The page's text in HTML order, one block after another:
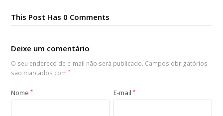
This Post Has 0 Comments
Deixe um comentário
O seu endereço de e-mail não será publicado. Campos obrigatórios
são marcados com*
Nome* E-mail*